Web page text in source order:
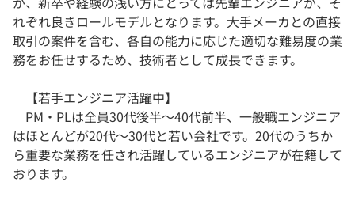
れぞれ良きロールモデルとなります。大手メーカとの直接
取引の案件を含む、各自の能力に応じた適切な難易度の業
務をお任せするため、技術者として成長できます。
【若手エンジニア活躍中】
PM・PLは全員30代後半～40代前半、一般職エンジニア
はほとんどが20代～30代と若い会社です。20代のうちか
ら重要な業務を任され活躍しているエンジニアが在籍して
おります。